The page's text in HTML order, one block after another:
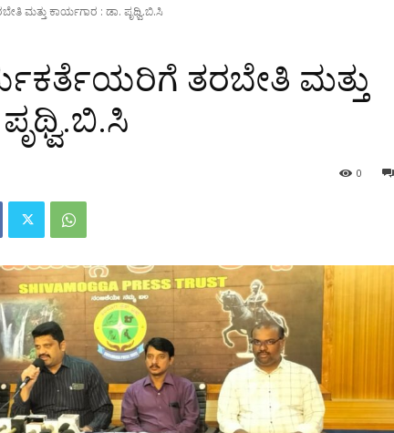
ಮತ್ತು ಕಾರ್ಯಗಾರ : ಡಾ. ಪೃಥ್ವಿ.ಬಿ.ಸಿ
ತರಬೇತಿ ಮತ್ತು
0